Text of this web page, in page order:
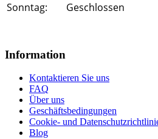
Sonntag:
Geschlossen
Information
Kontaktieren Sie uns
FAQ
Über uns
Geschäftsbedingungen
Cookie- und
Blog